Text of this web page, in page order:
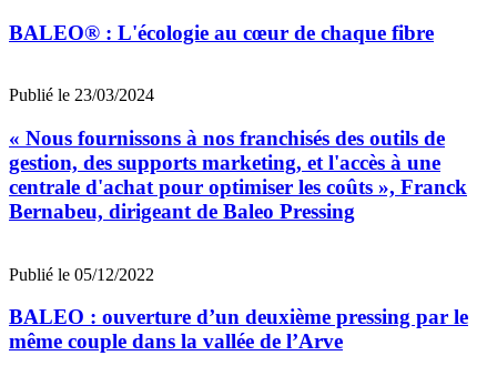
BALEO® : L'écologie au cœur de chaque fibre
Publié le 23/03/2024
« Nous fournissons à nos franchisés des outils de
gestion, des supports marketing, et l'accès à une
centrale d'achat pour optimiser les coûts », Franck
Bernabeu, dirigeant de Baleo Pressing
Publié le 05/12/2022
BALEO : ouverture d’un deuxième pressing par le
même couple dans la vallée de l’Arve